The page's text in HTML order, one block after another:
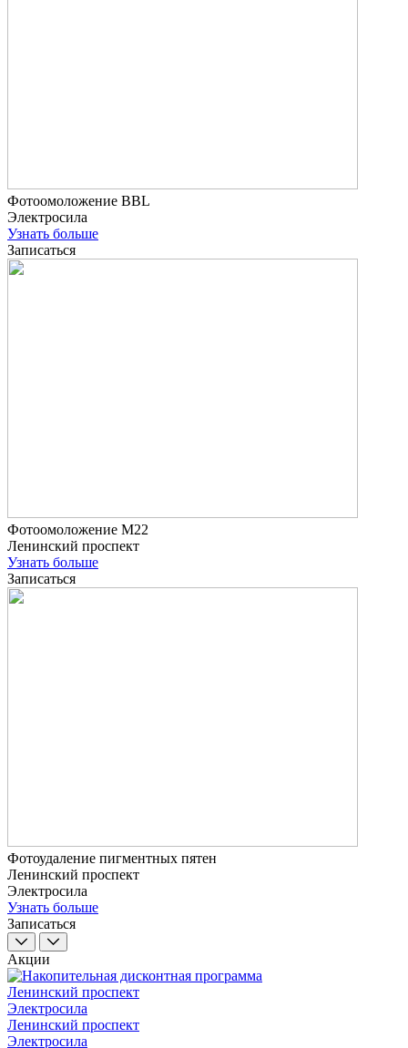
Фотоомоложение BBL
Электросила
Узнать больше
Записаться
Фотоомоложение М22
Ленинский проспект
Узнать больше
Записаться
Фотоудаление пигментных пятен
Ленинский проспект
Электросила
Узнать больше
Записаться
Акции
Ленинский проспект
Электросила
Ленинский проспект
Электросила